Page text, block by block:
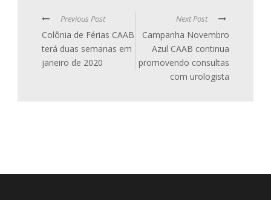
Previous Post
Colônia de Férias CAAB
terá duas semanas em
janeiro de 2020
Next Post
Campanha Novembro
Azul CAAB continua
promovendo consultas
com urologista